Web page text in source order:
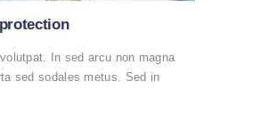
In sed arcu non magna
sed sodales metus. Sed in